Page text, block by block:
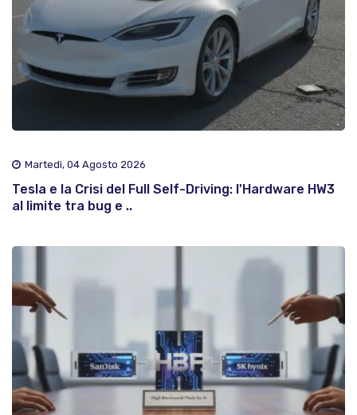
Martedì, 04 Agosto 2026
Tesla e la Crisi del Full Self-Driving: l'Hardware HW3
al limite tra bug e ..